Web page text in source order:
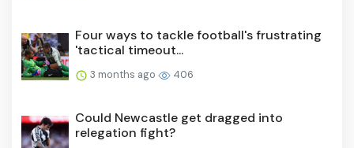
Four ways to tackle football's frustrating
'tactical timeout...
3 months ago 406
Could Newcastle get dragged into
relegation fight?